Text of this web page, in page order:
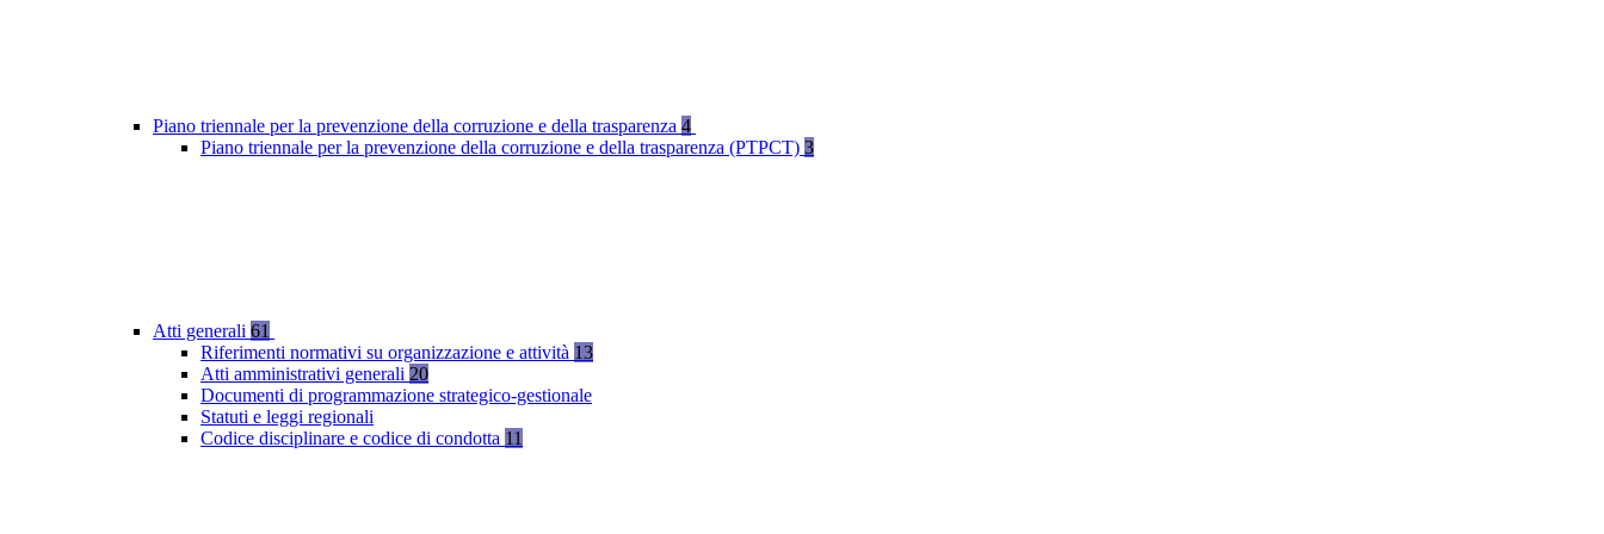
Piano triennale per la prevenzione della corruzione e della trasparenza 4
Piano triennale per la prevenzione della corruzione e della trasparenza (PTPCT) 3
Atti generali 61
Riferimenti normativi su organizzazione e attività 13
Atti amministrativi generali 20
Documenti di programmazione strategico-gestionale
Statuti e leggi regionali
Codice disciplinare e codice di condotta 11